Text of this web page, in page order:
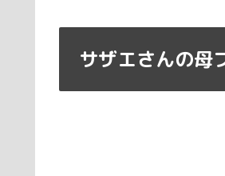
サザエさんの母